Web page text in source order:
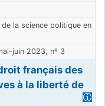
la science politique en
juin 2023, nº 3
français des
à la liberté de